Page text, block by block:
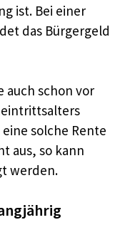
ist. Bei einer
das Bürgergeld
auch schon vor
solche Rente
aus, so kann
werden.